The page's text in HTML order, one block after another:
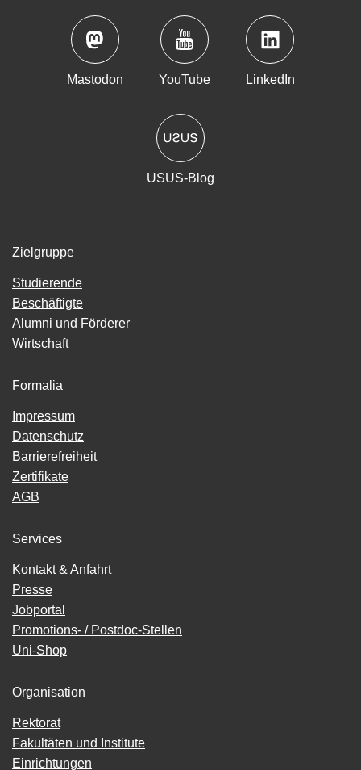
Mastodon YouTube LinkedIn
USUS-Blog
Zielgruppe
Studierende
Beschäftigte
Alumni und Förderer
Wirtschaft
Formalia
Impressum
Datenschutz
Barrierefreiheit
Zertifikate
AGB
Services
Kontakt & Anfahrt
Presse
Jobportal
Promotions- / Postdoc-Stellen
Uni-Shop
Organisation
Rektorat
Fakultäten und Institute
Einrichtungen